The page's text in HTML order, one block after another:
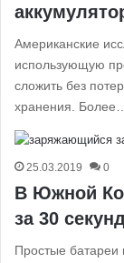
Американские
использующую
сложить без
хранения. Более…
25.03.2019 0
В Южной
за 30
Простые батареи